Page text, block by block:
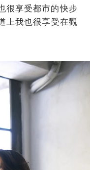
很享受都市的快步
上我也很享受在觀